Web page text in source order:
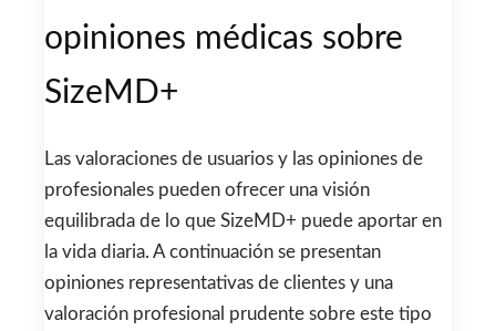
opiniones médicas sobre
SizeMD+
Las valoraciones de usuarios y las opiniones de
profesionales pueden ofrecer una visión
equilibrada de lo que SizeMD+ puede aportar en
la vida diaria. A continuación se presentan
opiniones representativas de clientes y una
valoración profesional prudente sobre este tipo